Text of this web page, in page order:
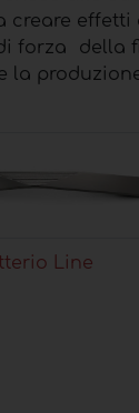
forza della
Line